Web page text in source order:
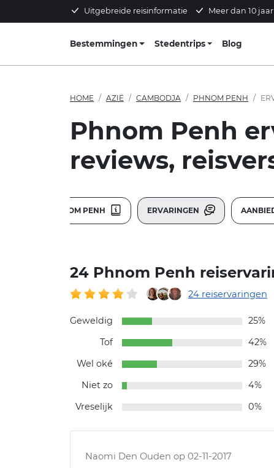
Uitgebreide reisinformatie Meer dan 10
Bestemmingen Stedentrips Blog
HOME AZIË CAMBODJA PHNOM PENH
Phnom Penh
reviews,
PHNOM PENH ERVARINGEN
24 Phnom Penh
24 reiservaringen
Geweldig
25%
Tof
42%
Wel oké
29%
Niet zo
4%
Vreselijk
0%
Naomi Den Ouden op 02-11-2017